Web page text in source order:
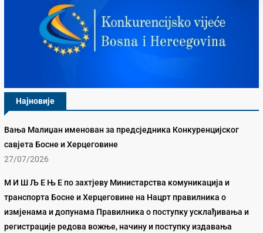
Најновије
Вања Малиџан именован за предсједника Конкуренцијског
савјета Босне и Херцеговине
27/07/2026
М И Ш Љ Е Њ Е по захтјеву Министарства комуникација и
транспорта Босне и Херцеговине на Нацрт правилника о
измјенама и допунама Правилника о поступку усклађивања и
регистрације редова вожње, начину и поступку издавања